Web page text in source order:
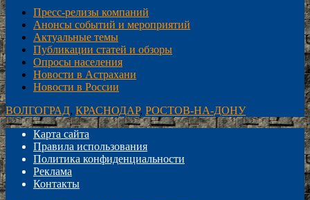
Пресс-релизы компаний
Анонсы событий и мероприятий
Актуальные темы
Публикации статей и обзоры
Опросы населения
Новости в Астрахани
Новости в России
ВОЛГОГРАД, КРАСНОДАР, РОСТОВ-НА-ДОНУ
Карта сайта
Правила использования
Политика конфиденциальности
Реклама
Контакты